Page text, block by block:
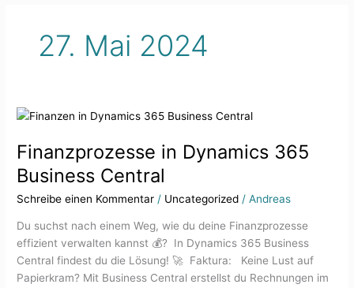
27. Mai 2024
Finanzprozesse in Dynamics 365
Business Central
Schreibe einen Kommentar / Uncategorized /Andreas
Du suchst nach einem Weg, wie du deine Finanzprozesse
effizient verwalten kannst 💰? In Dynamics 365 Business
Central findest du die Lösung! 🚀 Faktura: Keine Lust auf
Papierkram? Mit Business Central erstellst du Rechnungen im
Finanzprozesse
Dynamics
365
Business
Central